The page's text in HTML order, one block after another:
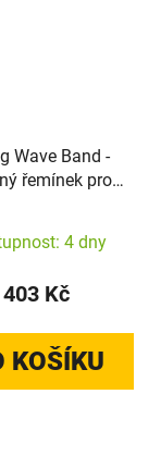
Wave Band -
řemínek pro
modrý)
4 dny
403 Kč
KOŠÍKU